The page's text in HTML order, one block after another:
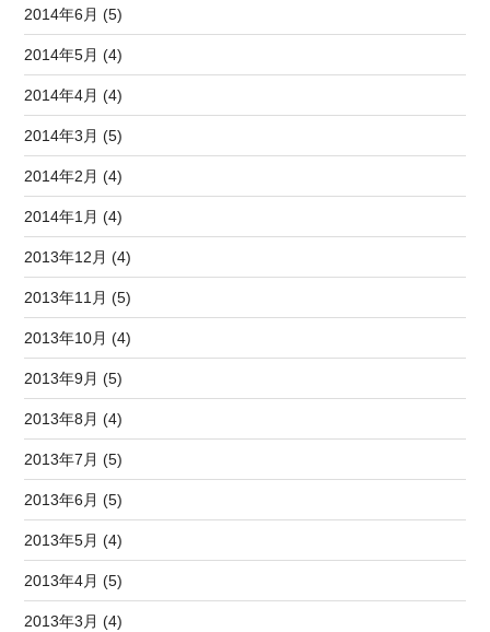
2014年6月 (5)
2014年5月 (4)
2014年4月 (4)
2014年3月 (5)
2014年2月 (4)
2014年1月 (4)
2013年12月 (4)
2013年11月 (5)
2013年10月 (4)
2013年9月 (5)
2013年8月 (4)
2013年7月 (5)
2013年6月 (5)
2013年5月 (4)
2013年4月 (5)
2013年3月 (4)